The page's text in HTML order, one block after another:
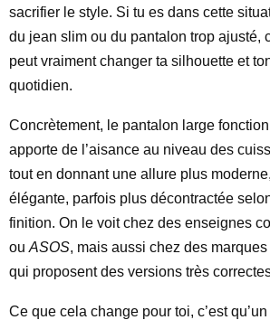
sacrifier le style. Si tu es dans cette
du jean slim ou du pantalon trop ajusté,
peut vraiment changer ta silhouette et
quotidien.
Concrètement, le pantalon large
apporte de l’aisance au niveau des
tout en donnant une allure plus
élégante, parfois plus décontractée
finition. On le voit chez des enseignes
ou ASOS, mais aussi chez des
qui proposent des versions très
Ce que cela change pour toi, c’est